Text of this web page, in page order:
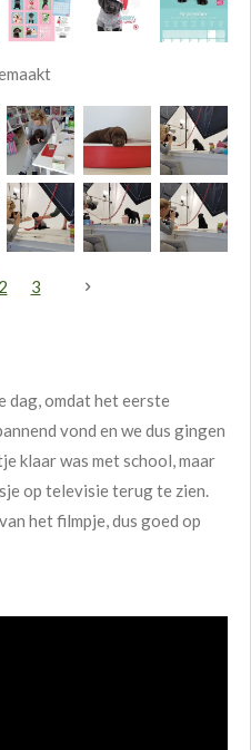
2 3
dag, omdat het eerste
vond en we dus gingen
klaar was met school, maar
op televisie terug te zien.
het filmpje, dus goed op